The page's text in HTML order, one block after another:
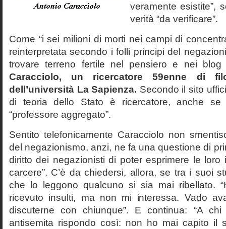
veramente esistite”,
verità “da verificare”.
Come “i sei milioni di morti nei campi di
reinterpretata secondo i folli principi del
trovare terreno fertile nel pensiero e nei
Caracciolo, un ricercatore 59enne di
dell’università La Sapienza. Secondo il sito
di teoria dello Stato è ricercatore, anche
“professore aggregato”.
Sentito telefonicamente Caracciolo non
del negazionismo, anzi, ne fa una questione di
diritto dei negazionisti di poter esprimere le loro
carcere”. C’è da chiedersi, allora, se tra i suoi
che lo leggono qualcuno si sia mai ribellato.
ricevuto insulti, ma non mi interessa. Vado
discuterne con chiunque”. E continua: “A
antisemita rispondo così: non ho mai capito il